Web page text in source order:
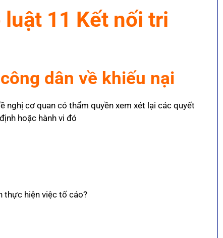
11 Kết nối tri
dân về khiếu nại
nghị cơ quan có thẩm quyền xem xét lại các quyết
hoặc hành vi đó
thực hiện việc tố cáo?